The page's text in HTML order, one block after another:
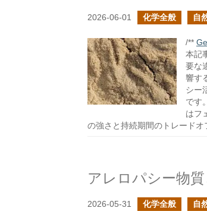
2026-06-01 化学全般 自
/**
本記
要な
響す
シー
です
はフ
の強さと持続期間のトレードオ
アレロパシー物
2026-05-31 化学全般 自